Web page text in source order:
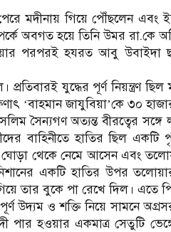
মদীনায় গিয়ে পৌঁছলেন
অবগত হয়ে তিনি উমর রা.কে
পরপরই হযরত আবু উবাইদা
যুদ্ধের পূর্ণ নিয়ন্ত্রণ
‘বাহমান জাযুবিয়া’কে ৩০
সৈন্যগণ অত্যন্ত বীরত্বের
বাহিনীতে হাতির ছিল একটি
থেকে নেমে আসেন এবং
একটি হাতির উপর
তার বুকে পা রেখে দিল। এতে
উদ্যম ও শক্তি নিয়ে সামনে
পার হওয়ার একমাত্র সেতুটি